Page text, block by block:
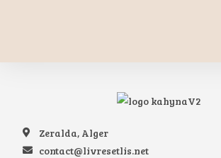
Zeralda, Alger
contact@livresetlis.net